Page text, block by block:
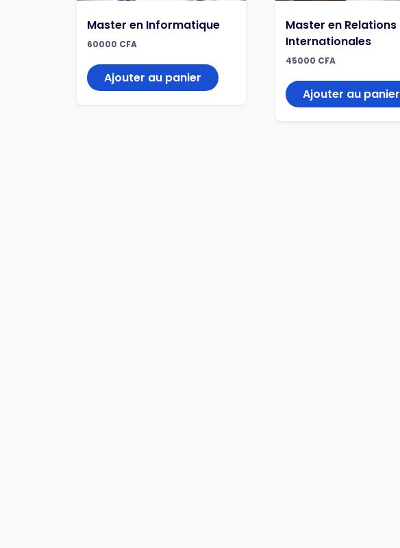
Master en Informatique
60000 CFA
Ajouter au panier
Master en Relations
Internationales
45000 CFA
Ajouter au panier